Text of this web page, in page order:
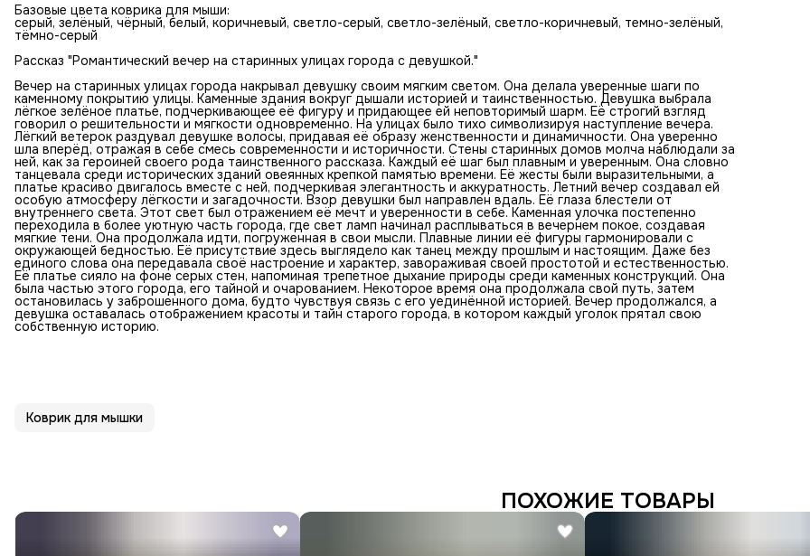
расплываться в вечернем покое, создавая мягкие тени.
продолжала идти, погруженная в свои мысли. Плавные
присутствие здесь выглядело как танец между прошлым и
настоящим. Даже без единого слова она передавала своё
настроение и характер, завораживая своей простотой и
естественностью. Её платье сияло на фоне серых стен,
напоминая трепетное дыхание природы среди каменных
конструкций. Она была частью этого города, его тайной и
очарованием. Некоторое время она продолжала свой
затем остановилась у заброшенного дома, будто чувствуя
связь с его уединённой историей. Вечер продолжался, а
девушка оставалась отображением красоты и тайн
города, в котором каждый уголок прятал свою
историю.
Базовые цвета коврика для мыши:
серый, зелёный, чёрный, белый, коричневый, светло-серый, светло-зелёный, светло-коричневый, темно-зелёный,
тёмно-серый
Рассказ "Романтический вечер на старинных улицах города с девушкой."
Вечер на старинных улицах города накрывал девушку своим мягким светом. Она делала уверенные шаги по
каменному покрытию улицы. Каменные здания вокруг дышали историей и таинственностью. Девушка выбрала
лёгкое зелёное платье, подчеркивающее её фигуру и придающее ей неповторимый шарм. Её строгий взгляд
говорил о решительности и мягкости одновременно. На улицах было тихо символизируя наступление вечера.
Лёгкий ветерок раздувал девушке волосы, придавая её образу женственности и динамичности. Она уверенно
шла вперёд, отражая в себе смесь современности и историчности. Стены старинных домов молча наблюдали за
ней, как за героиней своего рода таинственного рассказа. Каждый её шаг был плавным и уверенным. Она словно
танцевала среди исторических зданий овеянных крепкой памятью времени. Её жесты были выразительными, а
платье красиво двигалось вместе с ней, подчеркивая элегантность и аккуратность. Летний вечер создавал ей
особую атмосферу лёгкости и загадочности. Взор девушки был направлен вдаль. Её глаза блестели от
внутреннего света. Этот свет был отражением её мечт и уверенности в себе. Каменная улочка постепенно
переходила в более уютную часть города, где свет ламп начинал расплываться в вечернем покое, создавая
мягкие тени. Она продолжала идти, погруженная в свои мысли. Плавные линии её фигуры гармонировали с
окружающей бедностью. Её присутствие здесь выглядело как танец между прошлым и настоящим. Даже без
единого слова она передавала своё настроение и характер, завораживая своей простотой и естественностью.
Её платье сияло на фоне серых стен, напоминая трепетное дыхание природы среди каменных конструкций. Она
была частью этого города, его тайной и очарованием. Некоторое время она продолжала свой путь, затем
остановилась у заброшенного дома, будто чувствуя связь с его уединённой историей. Вечер продолжался, а
девушка оставалась отображением красоты и тайн старого города, в котором каждый уголок прятал свою
собственную историю.
Коврик для мышки
ПОХОЖИЕ ТОВАРЫ